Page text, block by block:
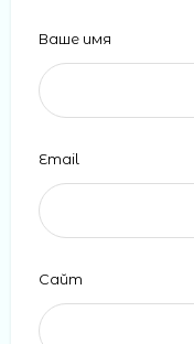
Ваше имя
Email
Сайт